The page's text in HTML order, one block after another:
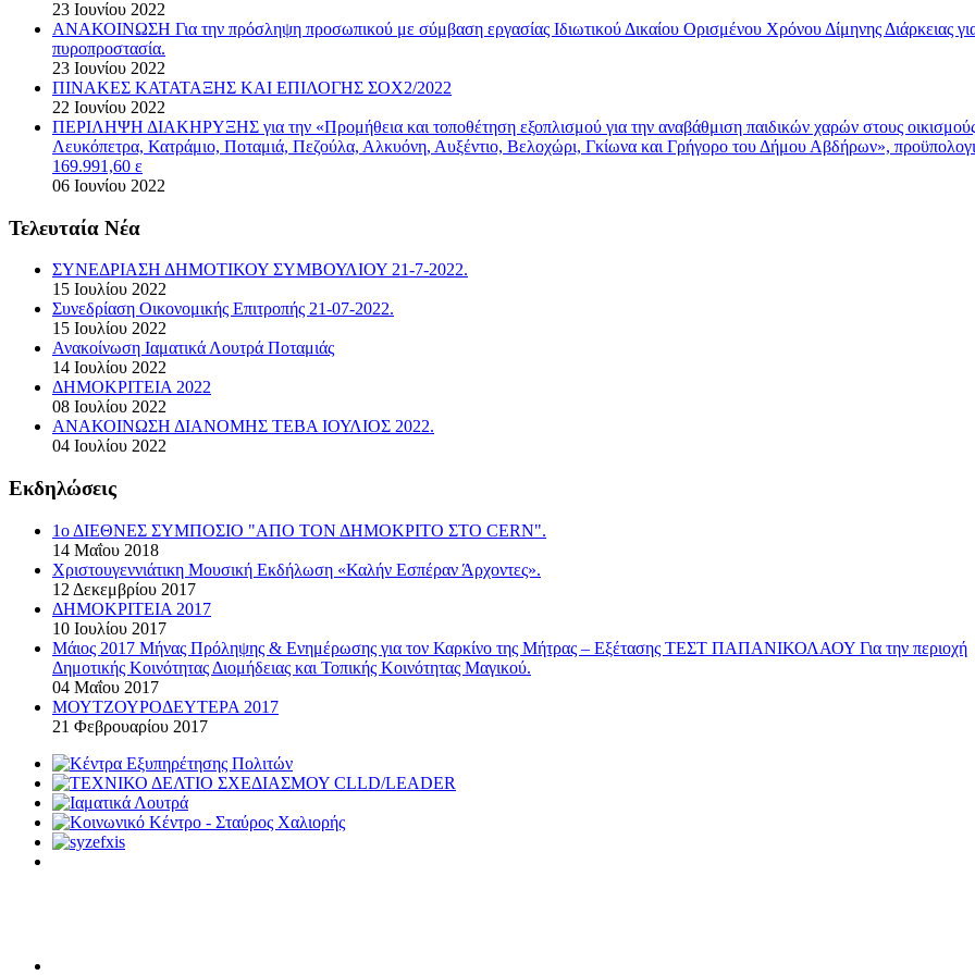
23 Ιουνίου 2022
ΑΝΑΚΟΙΝΩΣΗ Για την πρόσληψη προσωπικού με σύμβαση εργασίας Ιδιωτικού Δικαίου Ορισμένου Χρόνου Δίμηνης Διάρκειας
πυροπροστασία.
23 Ιουνίου 2022
ΠΙΝΑΚΕΣ ΚΑΤΑΤΑΞΗΣ ΚΑΙ ΕΠΙΛΟΓΗΣ ΣΟΧ2/2022
22 Ιουνίου 2022
ΠΕΡΙΛΗΨΗ ΔΙΑΚΗΡΥΞΗΣ για την «Προμήθεια και τοποθέτηση εξοπλισμού για την αναβάθμιση παιδικών χαρών στους
Λευκόπετρα, Κατράμιο, Ποταμιά, Πεζούλα, Αλκυόνη, Αυξέντιο, Βελοχώρι, Γκίωνα και Γρήγορο του Δήμου Αβδήρων»,
169.991,60 ε
06 Ιουνίου 2022
Τελευταία Νέα
ΣΥΝΕΔΡΙΑΣΗ ΔΗΜΟΤΙΚΟΥ ΣΥΜΒΟΥΛΙΟΥ 21-7-2022.
15 Ιουλίου 2022
Συνεδρίαση Οικονομικής Επιτροπής 21-07-2022.
15 Ιουλίου 2022
Ανακοίνωση Ιαματικά Λουτρά Ποταμιάς
14 Ιουλίου 2022
ΔΗΜΟΚΡΙΤΕΙΑ 2022
08 Ιουλίου 2022
ΑΝΑΚΟΙΝΩΣΗ ΔΙΑΝΟΜΗΣ ΤΕΒΑ ΙΟΥΛΙΟΣ 2022.
04 Ιουλίου 2022
Εκδηλώσεις
1ο ΔΙΕΘΝΕΣ ΣΥΜΠΟΣΙΟ "ΑΠΟ ΤΟΝ ΔΗΜΟΚΡΙΤΟ ΣΤΟ CERN".
14 Μαΐου 2018
Χριστουγεννιάτικη Μουσική Εκδήλωση «Καλήν Εσπέραν Άρχοντες».
12 Δεκεμβρίου 2017
ΔΗΜΟΚΡΙΤΕΙΑ 2017
10 Ιουλίου 2017
Μάιος 2017 Μήνας Πρόληψης & Ενημέρωσης για τον Καρκίνο της Μήτρας – Εξέτασης ΤΕΣΤ ΠΑΠΑΝΙΚΟΛΑΟΥ Για την περιοχή
Δημοτικής Κοινότητας Διομήδειας και Τοπικής Κοινότητας Μαγικού.
04 Μαΐου 2017
ΜΟΥΤΖΟΥΡΟΔΕΥΤΕΡΑ 2017
21 Φεβρουαρίου 2017